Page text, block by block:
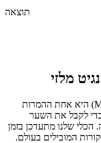
תוצאה
מלזי
) היא אחת ההמרות
לקבל את השער
שלנו מתעדכן בזמן
המובילים בעולם.